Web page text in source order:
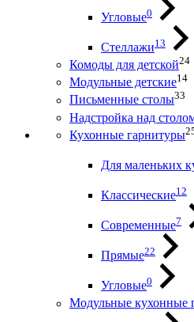
Угловые0
Стеллажи13
Комоды для детской24
Модульные детские14
Письменные столы33
Надстройка над
Кухонные гарнитуры
Для маленьких
Классические12
Современные7
Прямые22
Угловые0
Модульные кухонные